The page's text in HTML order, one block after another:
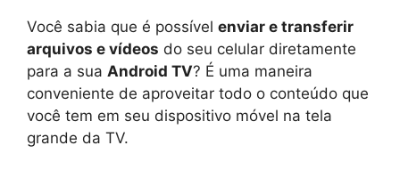
Você sabia que é possível enviar e transferir
arquivos e vídeos do seu celular diretamente
para a sua Android TV? É uma maneira
conveniente de aproveitar todo o conteúdo que
você tem em seu dispositivo móvel na tela
grande da TV.